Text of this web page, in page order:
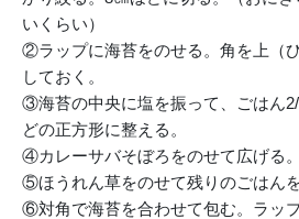
いくらい）
②ラップに海苔をのせる。角を上（
しておく。
③海苔の中央に塩を振って、ごはん
どの正方形に整える。
④カレーサバそぼろをのせて広げる
⑤ほうれん草をのせて残りのごはん
⑥対角で海苔を合わせて包む。ラッ